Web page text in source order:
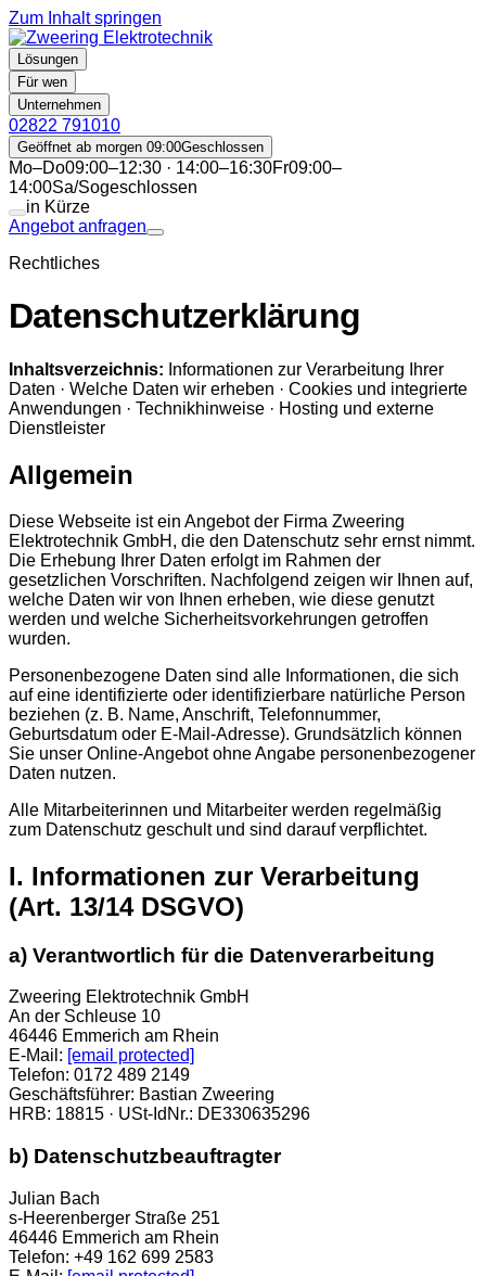
Zum Inhalt springen
Lösungen
Für wen
Unternehmen
02822 791010
Geöffnet ab morgen 09:00Geschlossen
Mo–Do09:00–12:30 · 14:00–16:30Fr09:00–
14:00Sa/Sogeschlossen
in Kürze
Angebot anfragen
Rechtliches
Datenschutzerklärung
Inhaltsverzeichnis: Informationen zur Verarbeitung Ihrer
Daten · Welche Daten wir erheben · Cookies und integrierte
Anwendungen · Technikhinweise · Hosting und externe
Dienstleister
Allgemein
Diese Webseite ist ein Angebot der Firma Zweering
Elektrotechnik GmbH, die den Datenschutz sehr ernst nimmt.
Die Erhebung Ihrer Daten erfolgt im Rahmen der
gesetzlichen Vorschriften. Nachfolgend zeigen wir Ihnen auf,
welche Daten wir von Ihnen erheben, wie diese genutzt
werden und welche Sicherheitsvorkehrungen getroffen
wurden.
Personenbezogene Daten sind alle Informationen, die sich
auf eine identifizierte oder identifizierbare natürliche Person
beziehen (z. B. Name, Anschrift, Telefonnummer,
Geburtsdatum oder E-Mail-Adresse). Grundsätzlich können
Sie unser Online-Angebot ohne Angabe personenbezogener
Daten nutzen.
Alle Mitarbeiterinnen und Mitarbeiter werden regelmäßig
zum Datenschutz geschult und sind darauf verpflichtet.
I. Informationen zur Verarbeitung
(Art. 13/14 DSGVO)
a) Verantwortlich für die Datenverarbeitung
Zweering Elektrotechnik GmbH
An der Schleuse 10
46446 Emmerich am Rhein
E-Mail: [email protected]
Telefon: 0172 489 2149
Geschäftsführer: Bastian Zweering
HRB: 18815 · USt-IdNr.: DE330635296
b) Datenschutzbeauftragter
Julian Bach
s-Heerenberger Straße 251
46446 Emmerich am Rhein
Telefon: +49 162 699 2583